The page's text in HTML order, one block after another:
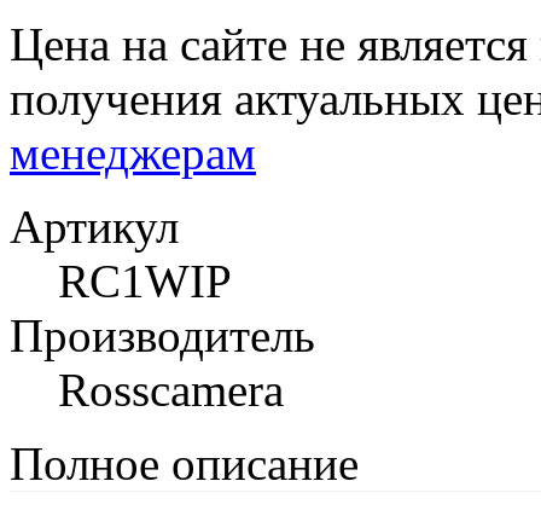
Цена на сайте не
получения актуальных
менеджерам
Артикул
RC1WIP
Производитель
Rosscamera
Полное описание